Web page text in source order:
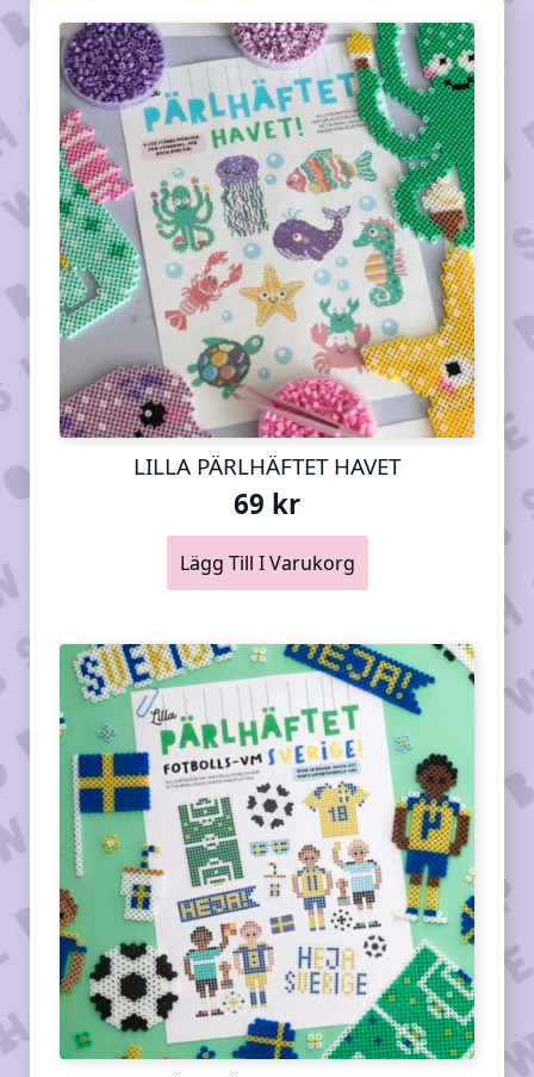
LILLA PÄRLHÄFTET HAVET
69 kr
Lägg Till I Varukorg